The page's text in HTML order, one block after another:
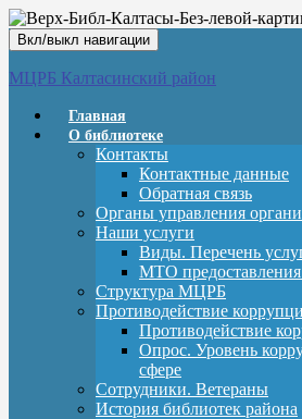
Вкл/выкл навигации
МЦРБ Калтасинский район
Главная
О библиотеке
Контакты
Контактные данные
Обратная связь
Органы управления
Наши услуги
Виды. Перечень
МТО предоставления
Структура МЦРБ
Противодействие
Противодействие
Опрос. Уровень
сфере
Сотрудники. Ветераны
История библиотек района